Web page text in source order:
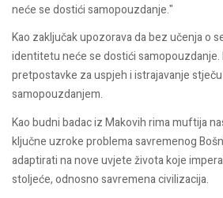
neće se dostići samopouzdanje."
Kao zaključak upozorava da bez učenja o
identitetu neće se dostići samopouzdanje.
pretpostavke za uspjeh i istrajavanje
samopouzdanjem.
Kao budni badac iz Makovih rima muftija
ključne uzroke problema savremenog
adaptirati na nove uvjete života koje
stoljeće, odnosno savremena civilizacija.